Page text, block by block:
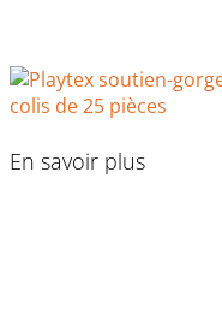
En savoir plus